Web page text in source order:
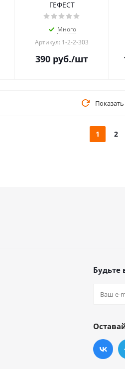
ГЕФЕСТ
Много
Артикул: 1-2-2-303
390 руб./шт
1 2
Будьте